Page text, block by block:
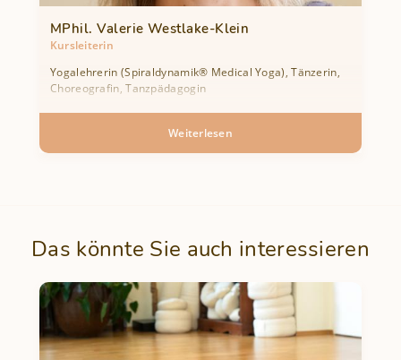
MPhil. Valerie Westlake-Klein
Kursleiterin
Yogalehrerin (Spiraldynamik® Medical Yoga), Tänzerin,
Choreografin, Tanzpädagogin
Weiterlesen
MPhil.
Das könnte Sie auch interessieren